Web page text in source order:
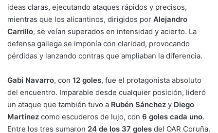
ideas claras, ejecutando ataques rápidos y precisos,
mientras que los alicantinos, dirigidos por Alejandro
Carrillo, se veían superados en intensidad y acierto. La
defensa gallega se imponía con claridad, provocando
pérdidas y lanzando contras que ampliaban la diferencia.
Gabi Navarro, con 12 goles, fue el protagonista absoluto
del encuentro. Imparable desde cualquier posición, lideró
un ataque que también tuvo a Rubén Sánchez y Diego
Martínez como escuderos de lujo, con 6 goles cada uno.
Entre los tres sumaron 24 de los 37 goles del OAR Coruña.